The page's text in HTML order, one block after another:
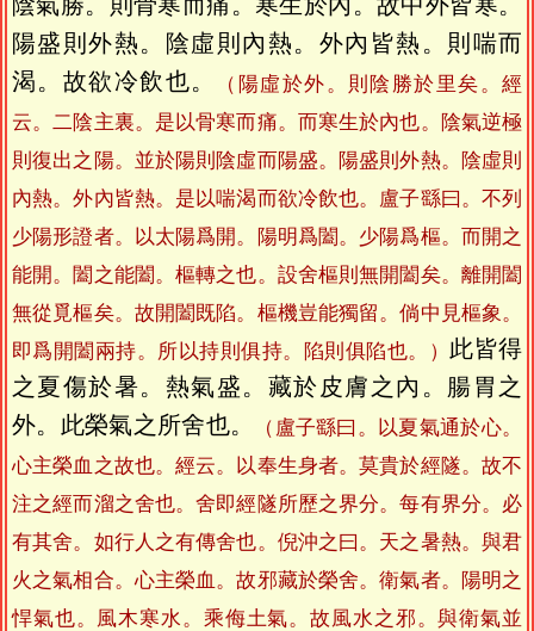
陽盛則外熱。陰虛則內熱。外內皆熱。則喘而
渴。故欲冷飲也。
（陽虛於外。則陰勝於里矣。經
云。二陰主裏。是以骨寒而痛。而寒生於內也。陰氣逆極
則復出之陽。並於陽則陰虛而陽盛。陽盛則外熱。陰虛則
內熱。外內皆熱。是以喘渴而欲冷飲也。盧子繇曰。不列
少陽形證者。以太陽爲開。陽明爲闔。少陽爲樞。而開之
能開。闔之能闔。樞轉之也。設舍樞則無開闔矣。離開闔
無從覓樞矣。故開闔既陷。樞機豈能獨留。倘中見樞象。
即爲開闔兩持。所以持則俱持。陷則俱陷也。）此皆得
之夏傷於暑。熱氣盛。藏於皮膚之內。腸胃之
外。此榮氣之所舍也。
（盧子繇曰。以夏氣通於心。
心主榮血之故也。經云。以奉生身者。莫貴於經隧。故不
注之經而溜之舍也。舍即經隧所歷之界分。每有界分。必
有其舍。如行人之有傳舍也。倪沖之曰。天之暑熱。與君
火之氣相合。心主榮血。故邪藏於榮舍。衛氣者。陽明之
悍氣也。風木寒水。乘侮土氣。故風水之邪。與衛氣並